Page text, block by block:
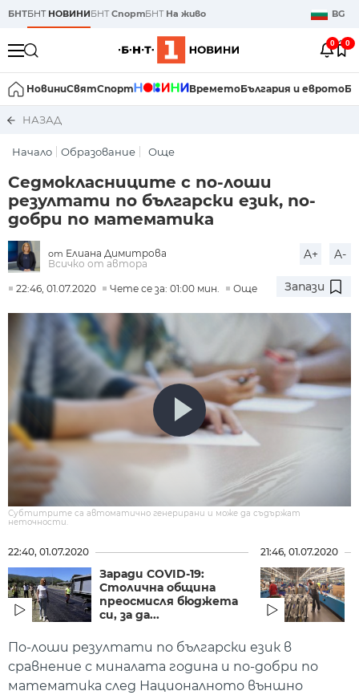
БНТБНТ НОВИНИБНТСпортБНТ На живо BG
0 0
НовиниСвятСпорт ВреметоБългария и еврото
НАЗАД
Начало Образование Още
Седмокласниците с по-лоши
резултати по български език, по-
добри по математика
от Елиана Димитрова
Всичко от автора
A+ A-
22:46, 01.07.2020 Чете се за: 01:00 мин. Още Запази
Субтитрите са автоматично генерирани и може да съдържат
неточности.
22:40, 01.07.2020
Заради COVID-19:
Столична община
преосмисля бюджета
си, за да...
21:46, 01.07.2020
По-лоши резултати по български език в
сравнение с миналата година и по-добри по
математика след Националното външно